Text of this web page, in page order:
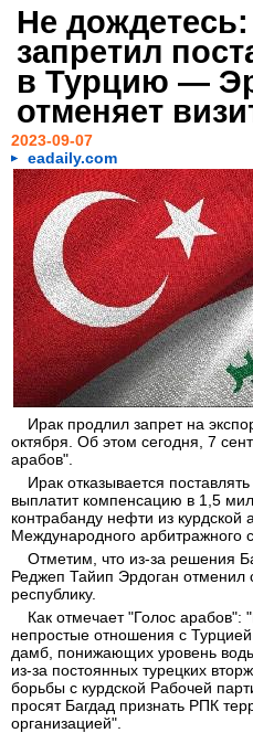
Не
запретил
в Турцию —
отменяет
2023-09-07
eadaily.com
Ирак продлил запрет на
октября. Об этом сегодня, 7
арабов".
Ирак отказывается
выплатит компенсацию в 1,5
контрабанду нефти из
Международного арбитражного
Отметим, что из-за решения
Реджеп Тайип Эрдоган отменил
республику.
Как отмечает "Голос арабов":
непростые отношения с
дамб, понижающих уровень
из-за постоянных турецких
борьбы с курдской Рабочей
просят Багдад признать РПК
организацией".